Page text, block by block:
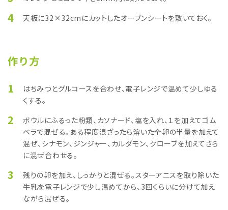
4 天板に32×32cmにカットしたオーブンシートを敷いておく。
作り方
1
はちみつとグルコースを合わせ、電子レンジで温めて少しゆる
くする。
2
ボウルにふるった粉類、カソナード、塩を入れ、１を加えてゴム
ベラで混ぜる。ある程度混ざったら溶いた全卵の半量を加えて
混ぜ、シナモン、ジンジャー、カルダモン、クローブを加えてさら
に混ぜ合わせる。
3
残りの卵を加え、しっかりと混ぜる。スターアニスを取り除いた
牛乳を電子レンジで少し温めてから、3回くらいに分けて加え
ながら混ぜる。